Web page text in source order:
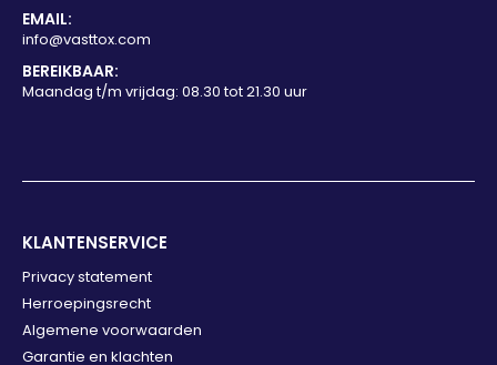
EMAIL:
info@vasttox.com
BEREIKBAAR:
Maandag t/m vrijdag: 08.30 tot 21.30 uur
KLANTENSERVICE
Privacy statement
Herroepingsrecht
Algemene voorwaarden
Garantie en klachten